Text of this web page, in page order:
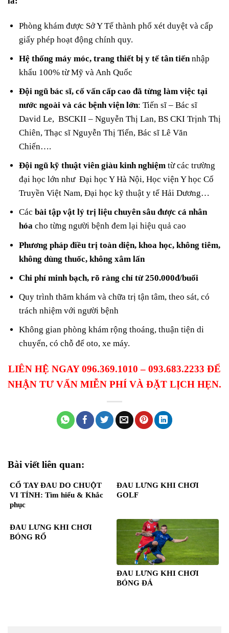
Phòng khám được Sở Y Tế thành phố xét duyệt và cấp
giấy phép hoạt động chính quy.
Hệ thống máy móc, trang thiết bị y tế tân tiến nhập
khẩu 100% từ Mỹ và Anh Quốc
Đội ngũ bác sĩ, cố vấn cấp cao đã từng làm việc tại
nước ngoài và các bệnh viện lớn: Tiến sĩ – Bác sĩ
David Le, BSCKII – Nguyễn Thị Lan, BS CKI Trịnh Thị
Chiên, Thạc sĩ Nguyễn Thị Tiến, Bác sĩ Lê Văn
Chiến….
Đội ngũ kỹ thuật viên giàu kinh nghiệm từ các trường
đại học lớn như Đại học Y Hà Nội, Học viện Y học Cổ
Truyền Việt Nam, Đại học kỹ thuật y tế Hải Dương…
Cácbài tập vật lý trị liệu chuyên sâu được cá nhân
hóa cho từng người bệnh đem lại hiệu quả cao
Phương pháp điều trị toàn diện, khoa học, không tiêm,
không dùng thuốc, không xâm lấn
Chi phí minh bạch, rõ ràng chỉ từ 250.000đ/buổi
Quy trình thăm khám và chữa trị tận tâm, theo sát, có
trách nhiệm với người bệnh
Không gian phòng khám rộng thoáng, thuận tiện di
chuyển, có chỗ để oto, xe máy.
LIÊN HỆ NGAY 096.369.1010 – 093.683.2233 ĐỂ
NHẬN TƯ VẤN MIỄN PHÍ VÀ ĐẶT LỊCH HẸN.
Bài viết liên quan:
CỔ TAY ĐAU DO CHUỘT
VI TÍNH: Tìm hiểu & Khắc
phục
ĐAU LƯNG KHI CHƠI
GOLF
ĐAU LƯNG KHI CHƠI
BÓNG RỔ
ĐAU LƯNG KHI CHƠI
BÓNG ĐÁ